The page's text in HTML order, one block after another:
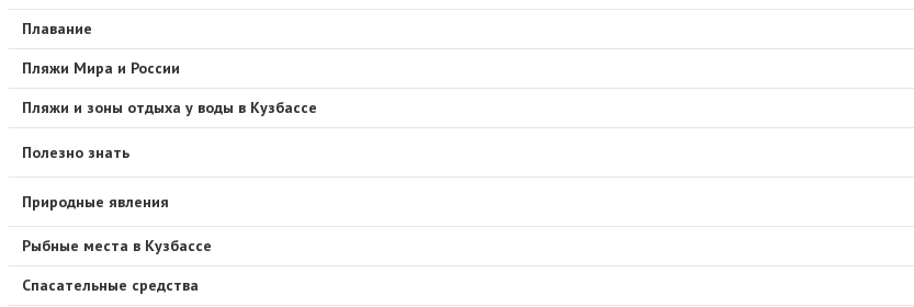
Плавание
Пляжи Мира и России
Пляжи и зоны отдыха у воды в Кузбассе
Полезно знать
Природные явления
Рыбные места в Кузбассе
Спасательные средства